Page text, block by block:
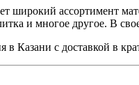
ассортимент
и многое другое. В
Казани с доставкой в